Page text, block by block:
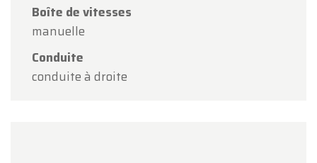
Boîte de vitesses
manuelle
Conduite
conduite à droite
uniquement sur rendez-vous
Merci de votre compréhension et au plaisir de
vous accueillir prochainement !